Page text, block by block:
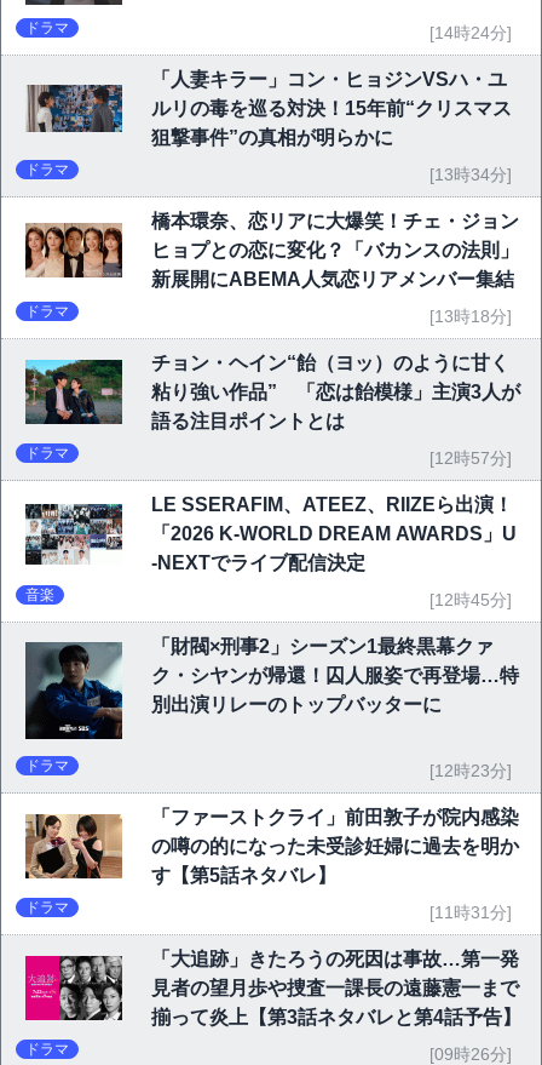
ドラマ [14時24分]
「人妻キラー」コン・ヒョジンVSハ・ユ
ルリの毒を巡る対決！15年前“クリスマス
狙撃事件”の真相が明らかに
ドラマ [13時34分]
橋本環奈、恋リアに大爆笑！チェ・ジョン
ヒョプとの恋に変化？「バカンスの法則」
新展開にABEMA人気恋リアメンバー集結
ドラマ [13時18分]
チョン・ヘイン“飴（ヨッ）のように甘く
粘り強い作品” 「恋は飴模様」主演3人が
語る注目ポイントとは
ドラマ [12時57分]
LE SSERAFIM、ATEEZ、RIIZEら出演！
「2026 K-WORLD DREAM AWARDS」U
-NEXTでライブ配信決定
音楽 [12時45分]
「財閥×刑事2」シーズン1最終黒幕クァ
ク・シヤンが帰還！囚人服姿で再登場…特
別出演リレーのトップバッターに
ドラマ [12時23分]
「ファーストクライ」前田敦子が院内感染
の噂の的になった未受診妊婦に過去を明か
す【第5話ネタバレ】
ドラマ [11時31分]
「大追跡」きたろうの死因は事故…第一発
見者の望月歩や捜査一課長の遠藤憲一まで
揃って炎上【第3話ネタバレと第4話予告】
ドラマ [09時26分]